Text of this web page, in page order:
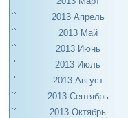
2013 Апрель
2013 Май
2013 Июнь
2013 Июль
2013 Август
2013 Сентябрь
2013 Октябрь